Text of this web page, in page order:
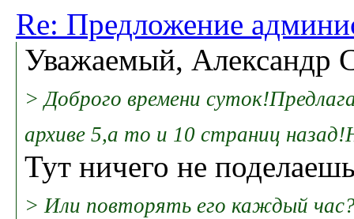
Re: Предложение
Уважаемый, Александр
> Доброго времени
архиве 5,а то и 10 страниц
Тут ничего не
> Или повторять его каждый